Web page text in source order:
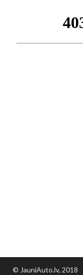
© JauniAuto.lv, 2018